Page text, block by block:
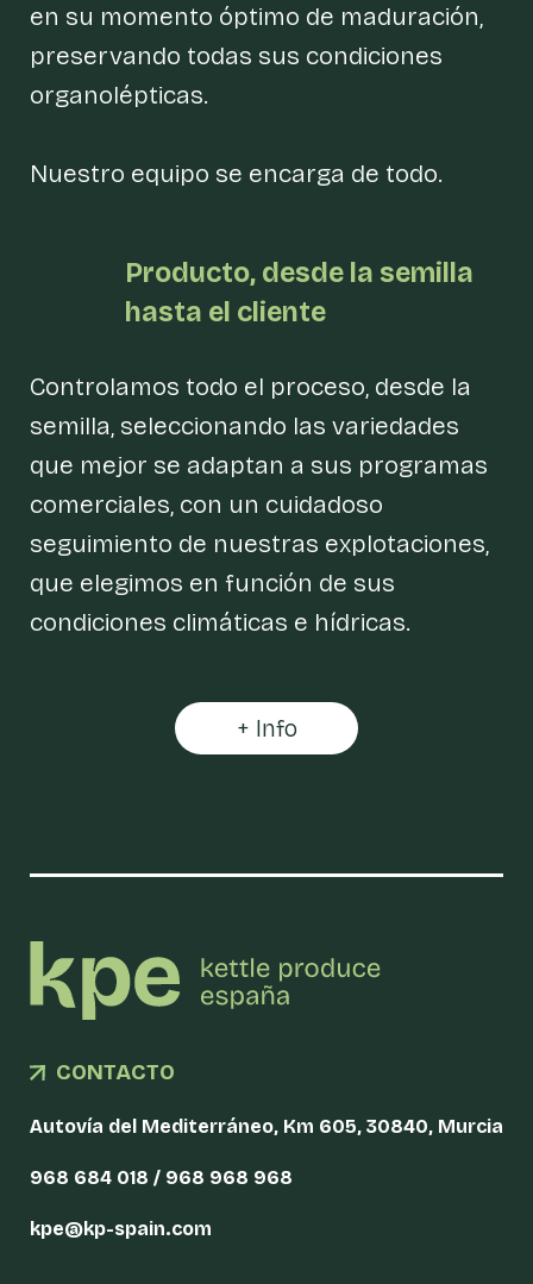
en su momento óptimo de maduración,
preservando todas sus condiciones
organolépticas.
Nuestro equipo se encarga de todo.
Producto, desde la semilla
hasta el cliente
Controlamos todo el proceso, desde la
semilla, seleccionando las variedades
que mejor se adaptan a sus programas
comerciales, con un cuidadoso
seguimiento de nuestras explotaciones,
que elegimos en función de sus
condiciones climáticas e hídricas.
+ Info
CONTACTO
Autovía del Mediterráneo, Km 605, 30840, Murcia
968 684 018 / 968 968 968
kpe@kp-spain.com